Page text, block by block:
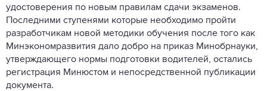
удостоверения по новым правилам сдачи экзаменов.
Последними ступенями которые необходимо пройти
разработчикам новой методики обучения после того как
Минэкономразвития дало добро на приказ Минобрнауки,
утверждающего нормы подготовки водителей, остались
регистрация Минюстом и непосредственной публикации
документа.